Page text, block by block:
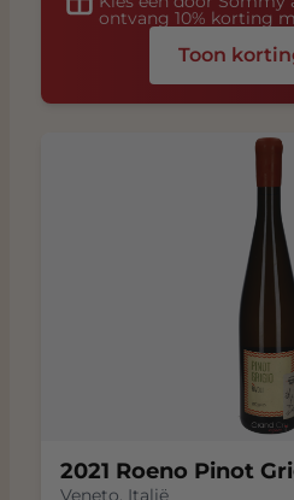
ontvang 10% korting
Toon
2021 Roeno Pinot
Veneto, Italië